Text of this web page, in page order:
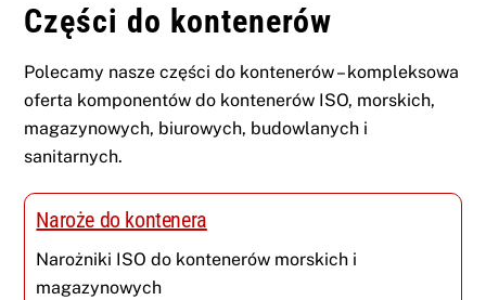
Części do kontenerów
Polecamy nasze części do kontenerów – kompleksowa
oferta komponentów do kontenerów ISO, morskich,
magazynowych, biurowych, budowlanych i
sanitarnych.
Naroże do kontenera
Narożniki ISO do kontenerów morskich i
magazynowych